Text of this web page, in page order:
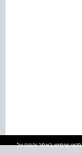
תנאי שימוש באתר והגנה על